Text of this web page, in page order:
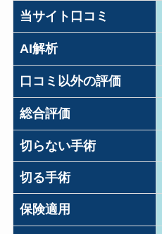
当サイト口コミ
AI解析
口コミ以外の評価
総合評価
切らない手術
切る手術
保険適用